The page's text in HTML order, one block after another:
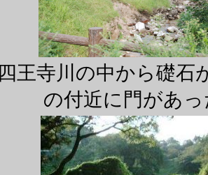
四王寺川の中から礎
の付近に門があ